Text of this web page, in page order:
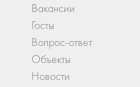
Вакансии
Госты
Вопрос-ответ
Объекты
Новости